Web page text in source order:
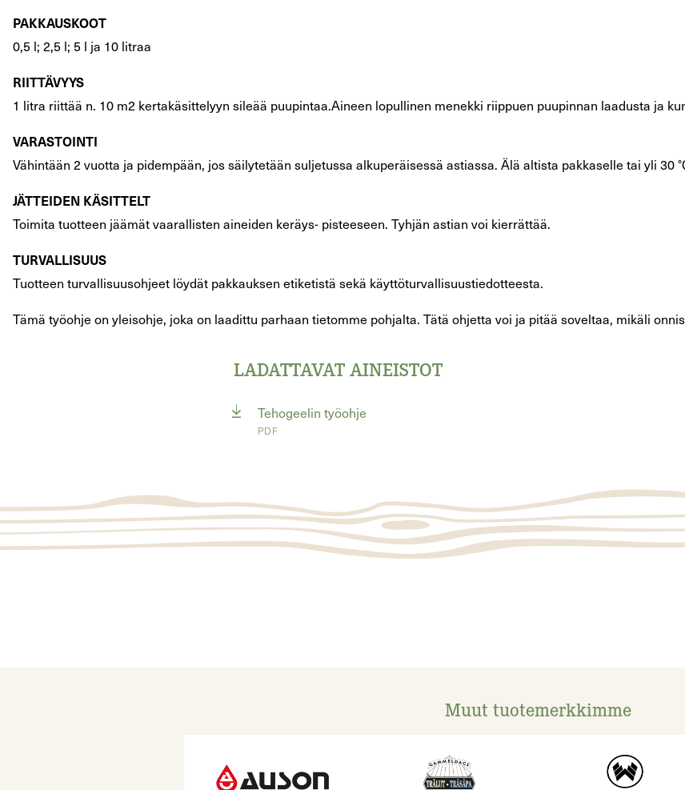
PAKKAUSKOOT
0,5 l; 2,5 l; 5 l ja 10 litraa
RIITTÄVYYS
1 litra riittää n. 10 m2 kertakäsittelyyn sileää puupintaa.Aineen lopullinen menekki riippuen puupinnan laadusta ja
VARASTOINTI
Vähintään 2 vuotta ja pidempään, jos säilytetään suljetussa alkuperäisessä astiassa. Älä altista pakkaselle tai yli 30
JÄTTEIDEN KÄSITTELT
Toimita tuotteen jäämät vaarallisten aineiden keräys- pisteeseen. Tyhjän astian voi kierrättää.
TURVALLISUUS
Tuotteen turvallisuusohjeet löydät pakkauksen etiketistä sekä käyttöturvallisuustiedotteesta.
Tämä työohje on yleisohje, joka on laadittu parhaan tietomme pohjalta. Tätä ohjetta voi ja pitää soveltaa, mikäli
LADATTAVAT AINEISTOT
Tehogeelin työohje
PDF
Muut tuotemerkkimme